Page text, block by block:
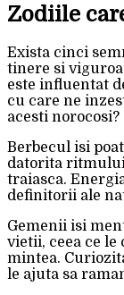
Zodiile
Exista cinci
tinere si
este influentat
cu care ne
acesti norocosi?
Berbecul isi
datorita
traiasca.
definitorii ale
Gemenii isi
vietii, ceea ce
mintea.
le ajuta sa